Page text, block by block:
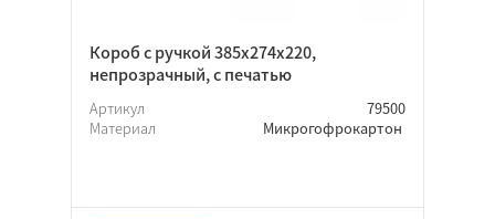
Короб с ручкой 385х274х220,
непрозрачный, с печатью
Артикул
79500
Материал
Микрогофрокартон